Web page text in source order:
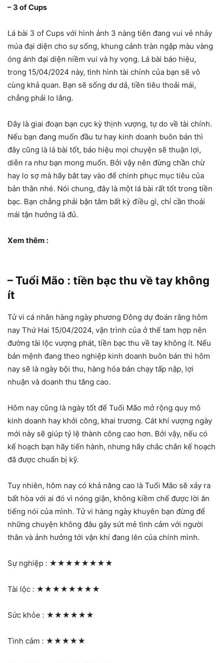
– 3 of Cups
Lá bài 3 of Cups với hình ảnh 3 nàng tiên đang vui vẻ nhảy
múa đại diện cho sự sống, khung cảnh tràn ngập màu vàng
óng ánh đại diện niềm vui và hy vọng. Lá bài báo hiệu,
trong 15/04/2024 này, tình hình tài chính của bạn sẽ vô
cùng khả quan. Bạn sẽ sống dư dả, tiền tiêu thoải mái,
chẳng phải lo lắng.
Đây là giai đoạn bạn cực kỳ thịnh vượng, tự do về tài chính.
Nếu bạn đang muốn đầu tư hay kinh doanh buôn bán thì
đây cũng là lá bài tốt, báo hiệu mọi chuyện sẽ thuận lợi,
diễn ra như bạn mong muốn. Bởi vậy nên đừng chần chừ
hay lo sợ mà hãy bắt tay vào để chinh phục mục tiêu của
bản thân nhé. Nói chung, đây là một lá bài rất tốt trong tiền
bạc. Bạn chẳng phải bận tâm bất kỳ điều gì, chỉ cần thoải
mái tận hưởng là đủ.
Xem thêm :
– Tuổi Mão : tiền bạc thu về tay không
ít
Tử vi cá nhân hàng ngày phương Đông dự đoán rằng hôm
nay Thứ Hai 15/04/2024, vận trình của ở thế tam hợp nên
đường tài lộc vượng phát, tiền bạc thu về tay không ít. Nếu
bản mệnh đang theo nghiệp kinh doanh buôn bán thì hôm
nay sẽ là ngày bội thu, hàng hóa bán chạy tấp nập, lợi
nhuận và doanh thu tăng cao.
Hôm nay cũng là ngày tốt để Tuổi Mão mở rộng quy mô
kinh doanh hay khởi công, khai trương. Cát khí vượng ngày
mới này sẽ giúp tỷ lệ thành công cao hơn. Bởi vậy, nếu có
kế hoạch bạn hãy tiến hành, nhưng hãy chắc chắn kế hoạch
đã được chuẩn bị kỹ.
Tuy nhiên, hôm nay có khả năng cao là Tuổi Mão sẽ xảy ra
bất hòa với ai đó vì nóng giận, không kiềm chế được lời ăn
tiếng nói của mình. Tử vi hàng ngày khuyên bạn đừng để
những chuyện không đâu gây sứt mẻ tình cảm với người
thân và ảnh hưởng tới vận khí đang lên của chính mình.
Sự nghiệp : ★★★★★★★★
Tài lộc : ★★★★★★★★
Sức khỏe : ★★★★★★
Tình cảm : ★★★★★